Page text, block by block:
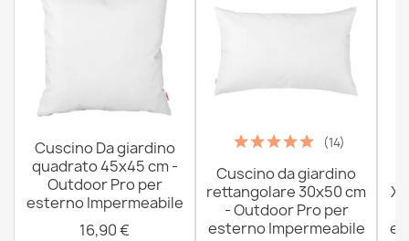
Cuscino Da giardino
quadrato 45x45 cm -
Outdoor Pro per
esterno Impermeabile
16,90 €
(14)
Cuscino da giardino
rettangolare 30x50 cm
- Outdoor Pro per
esterno Impermeabile